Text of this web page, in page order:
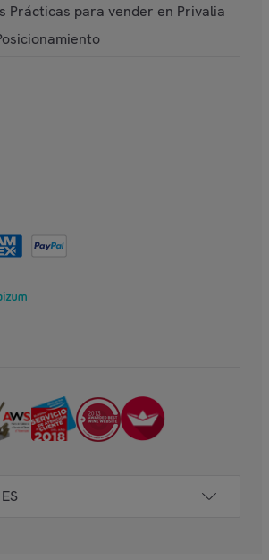
Prácticas para vender en Privalia